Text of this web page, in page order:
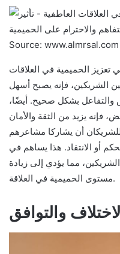
Source: www.almrsal.com
تعزيز الحميمية في العلاقات
الشريكين، فإنه يصبح أسهل
والتفاعل بشكل صحيح. أيضًا،
فإنه يزيد من الثقة والأمان
للشريكان أن يشاركا مشاعرهم
أو الانتقاد. هذا يساهم في
مما يؤدي إلى زيادة
مستوى الحميمية في العلاقة.
والتوافق